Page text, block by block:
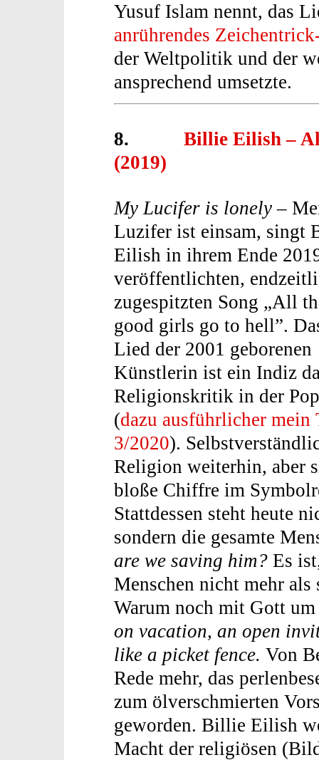
Yusuf Islam nennt, das
anrührendes
der Weltpolitik und der
ansprechend umsetzte.
8. Billie Eilish –
(2019)
My Lucifer is lonely –
Luzifer ist einsam, singt
Eilish in ihrem Ende
veröffentlichten,
zugespitzten Song „All
good girls go to hell”.
Lied der 2001 geborenen
Künstlerin ist ein Indiz
Religionskritik in der
(dazu ausführlicher
3/2020).
Religion weiterhin, aber
bloße Chiffre im
Stattdessen steht heute
sondern die gesamte
are we saving him? Es
Menschen nicht mehr
Warum noch mit Gott
on vacation, an open
like a picket fence. Von
Rede mehr, das
zum ölverschmierten
geworden. Billie Eilish
Macht der religiösen